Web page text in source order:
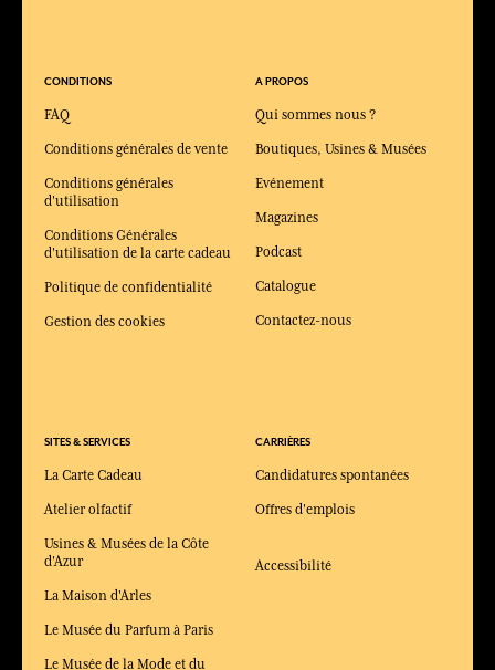
CONDITIONS
FAQ
Conditions générales de vente
Conditions générales
d'utilisation
Conditions Générales
d'utilisation de la carte cadeau
Politique de confidentialité
Gestion des cookies
SITES & SERVICES
La Carte Cadeau
Atelier olfactif
Usines & Musées de la Côte
d'Azur
La Maison d'Arles
Le Musée du Parfum à Paris
Le Musée de la Mode et du
A PROPOS
Qui sommes nous ?
Boutiques, Usines & Musées
Evénement
Magazines
Podcast
Catalogue
Contactez-nous
CARRIÈRES
Candidatures spontanées
Offres d'emplois
Accessibilité